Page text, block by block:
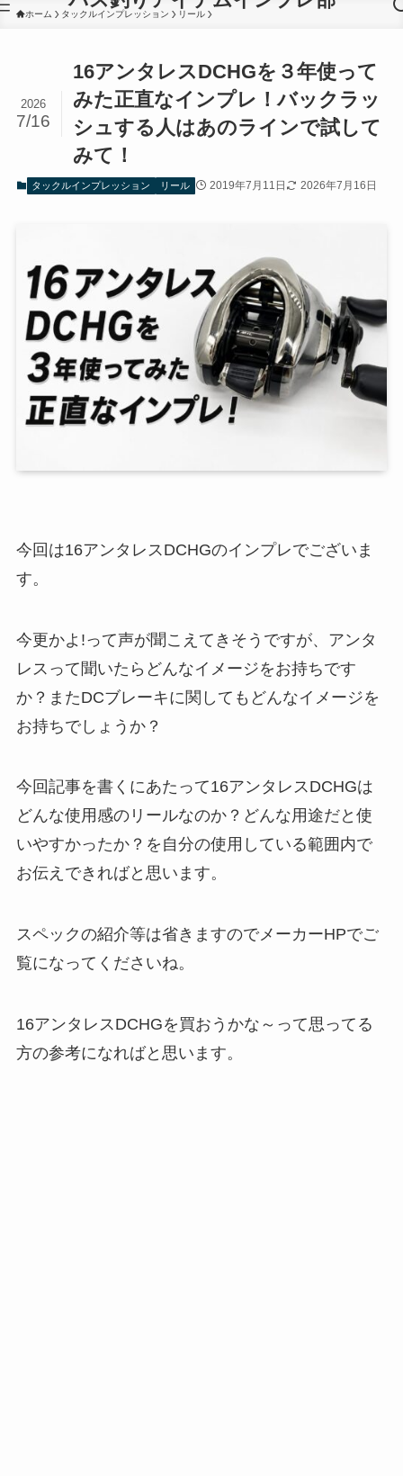
ホーム タックルインプレッション リール
16アンタレスDCHGを３年使って
みた正直なインプレ！バックラッ
シュする人はあのラインで試して
みて！
2026
7/16
タックルインプレッション リール 2019年7月11日 2026年7月16日
今回は16アンタレスDCHGのインプレでございま
す。
今更かよ!って声が聞こえてきそうですが、アンタ
レスって聞いたらどんなイメージをお持ちです
か？またDCブレーキに関してもどんなイメージを
お持ちでしょうか？
今回記事を書くにあたって16アンタレスDCHGは
どんな使用感のリールなのか？どんな用途だと使
いやすかったか？を自分の使用している範囲内で
お伝えできればと思います。
スペックの紹介等は省きますのでメーカーHPでご
覧になってくださいね。
16アンタレスDCHGを買おうかな～って思ってる
方の参考になればと思います。